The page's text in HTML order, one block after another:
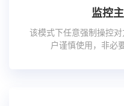
监控
该模式下任意强制操控
户谨慎使用，非必